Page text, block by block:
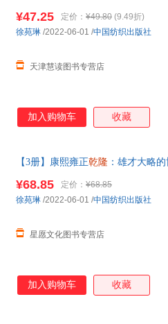
¥47.25 定价： ¥49.80 (9.49折)
天津慧读图书专营店
徐苑琳 /2022-06-01 /中国纺织出版社
加入购物车 收藏
【3册】康熙雍正乾隆 ：雄才大略
¥68.85 定价： ¥68.85
星愿文化图书专营店
徐苑琳 /2022-06-01 /中国纺织出版社
加入购物车 收藏